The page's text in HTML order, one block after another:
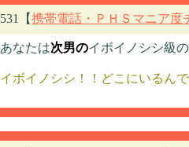
531【携帯電話・ＰＨＳマニア度
あなたは次男のイボイノシシ級
イボイノシシ！！どこにいるん